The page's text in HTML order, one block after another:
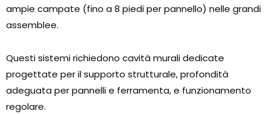
ampie campate (fino a 8 piedi per pannello) nelle grandi
assemblee.
Questi sistemi richiedono cavità murali dedicate
progettate per il supporto strutturale, profondità
adeguata per pannelli e ferramenta, e funzionamento
regolare.